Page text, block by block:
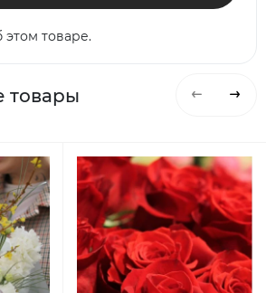
товаре.
товары